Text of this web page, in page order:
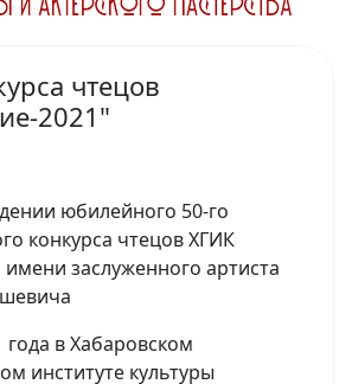
чтецов
2021"
юбилейного 50-го
конкурса чтецов ХГИК
заслуженного артиста
года в Хабаровском
институте культуры